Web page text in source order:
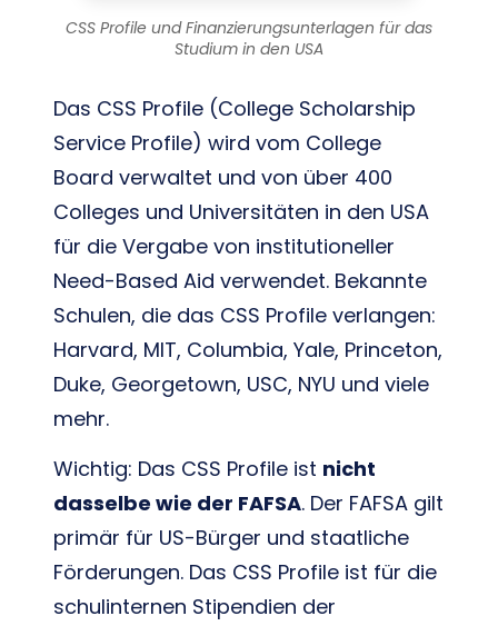
CSS Profile und Finanzierungsunterlagen für das
Studium in den USA
Das CSS Profile (College Scholarship
Service Profile) wird vom College
Board verwaltet und von über 400
Colleges und Universitäten in den USA
für die Vergabe von institutioneller
Need-Based Aid verwendet. Bekannte
Schulen, die das CSS Profile verlangen:
Harvard, MIT, Columbia, Yale, Princeton,
Duke, Georgetown, USC, NYU und viele
mehr.
Wichtig: Das CSS Profile ist nicht
dasselbe wie der FAFSA. Der FAFSA gilt
primär für US-Bürger und staatliche
Förderungen. Das CSS Profile ist für die
schulinternen Stipendien der